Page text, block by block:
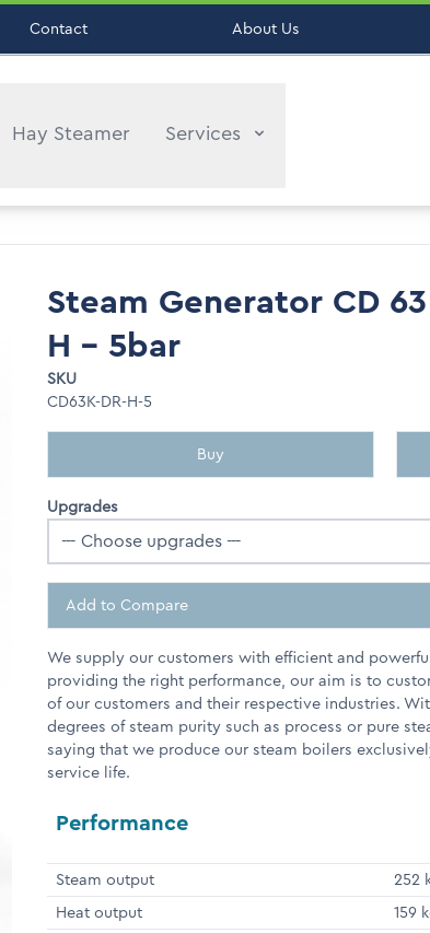
Contact About Us
Hay Steamer Services
Steam Generator CD
H - 5bar
SKU
CD63K-DR-H-5
Buy
Upgrades
Add to Compare
We supply our customers with efficient and
providing the right performance, our aim is to
of our customers and their respective industries.
degrees of steam purity such as process or pure
saying that we produce our steam boilers
service life.
Performance
Steam output
252
Heat output
159